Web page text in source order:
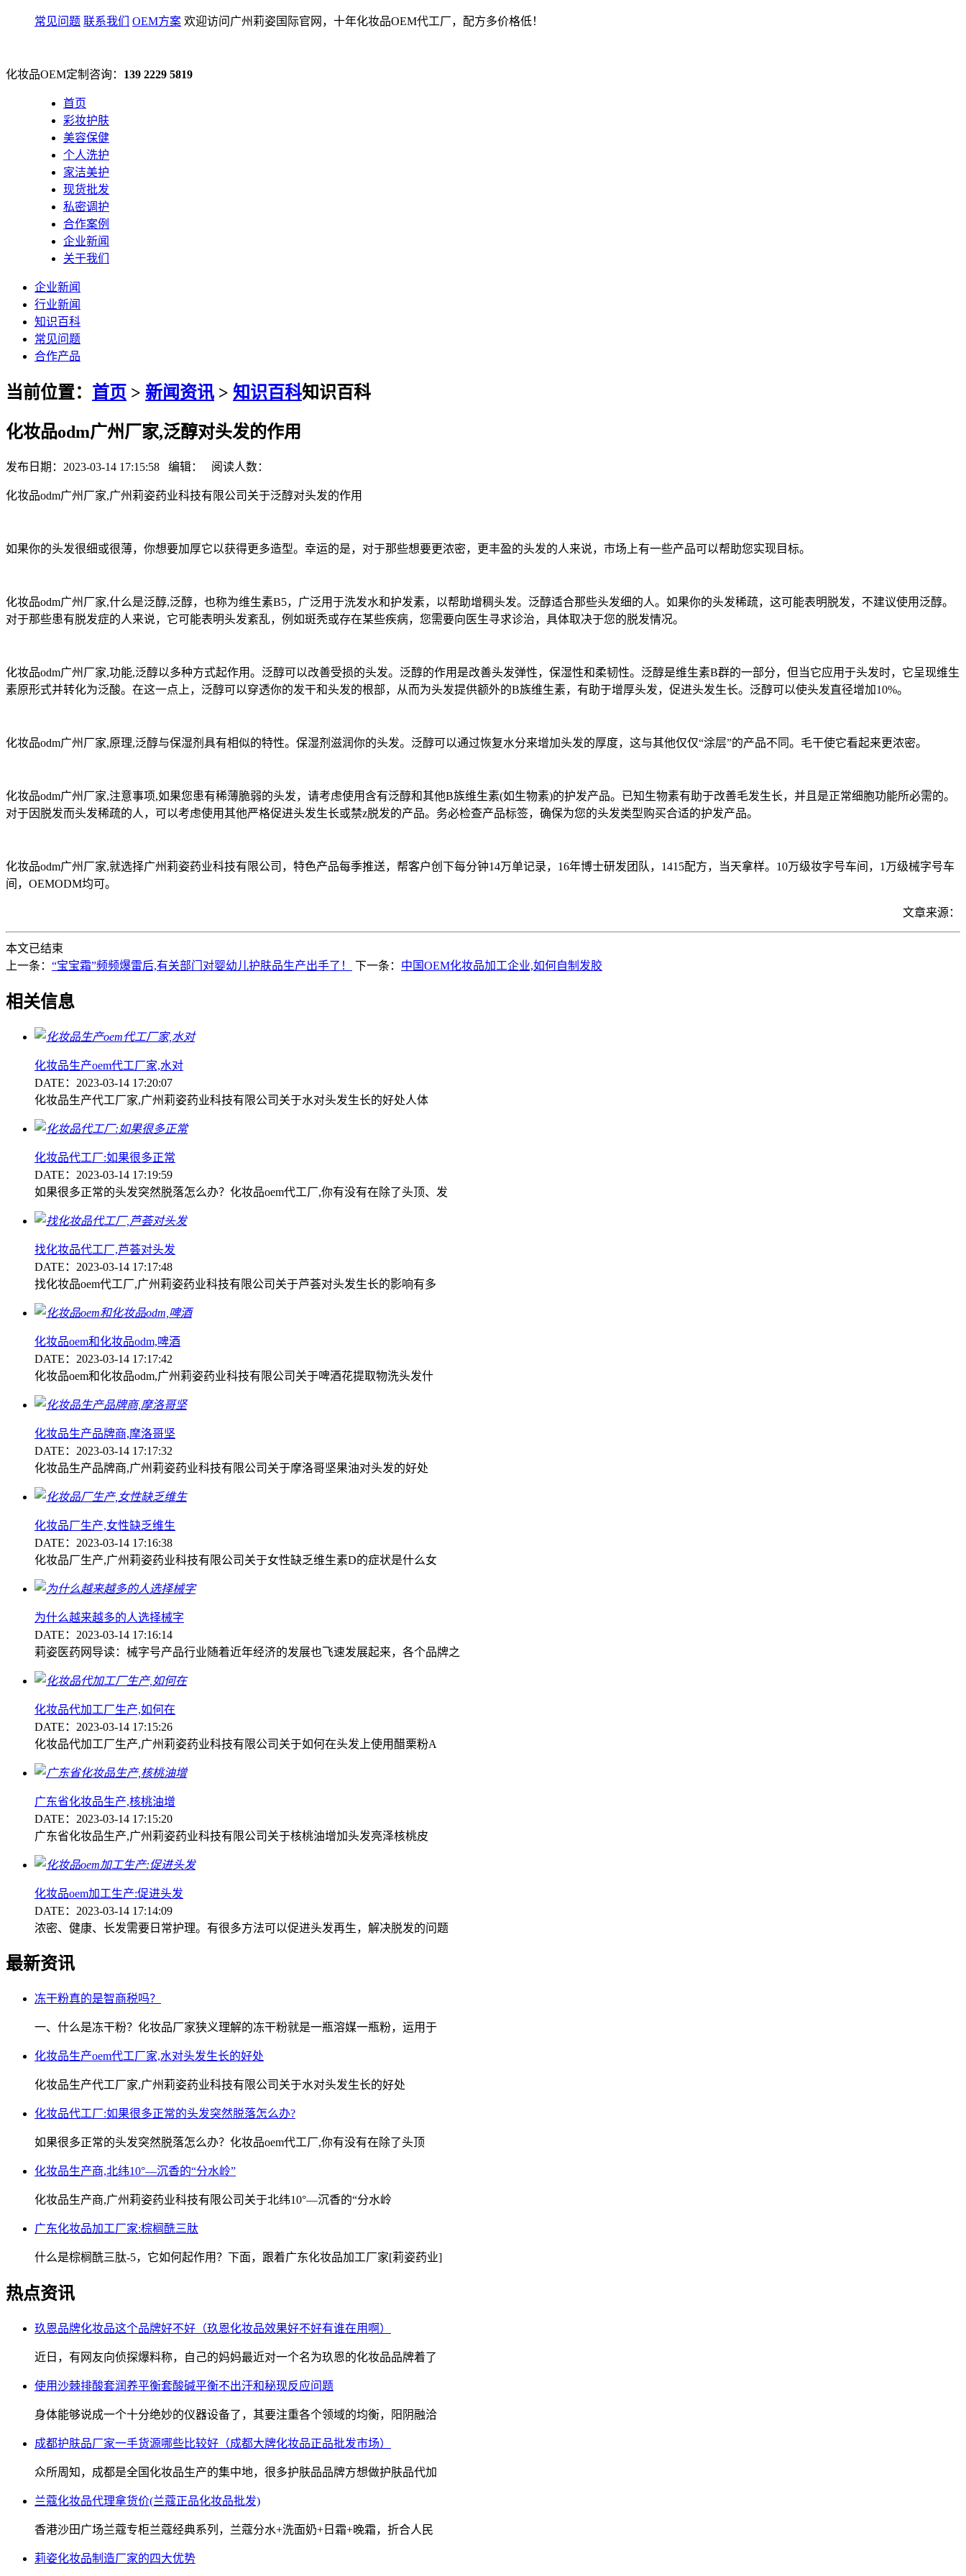
常见问题 联系我们 OEM方案 欢迎访问广州莉姿国际官网，十年化妆品OEM代工厂，配方多价格低！
化妆品OEM定制咨询： 139 2229 5819
首页
彩妆护肤
美容保健
个人洗护
家洁美护
现货批发
私密调护
合作案例
企业新闻
关于我们
企业新闻
行业新闻
知识百科
常见问题
合作产品
当前位置： 首页 > 新闻资讯> 知识百科知识百科
化妆品odm广州厂家,泛醇对头发的作用
发布日期：2023-03-14 17:15:58 编辑： 阅读人数：
化妆品odm广州厂家,广州莉姿药业科技有限公司关于泛醇对头发的作用
如果你的头发很细或很薄，你想要加厚它以获得更多造型。幸运的是，对于那些想要更浓密，更丰盈的头发的人来说，市场上有一些产品可以帮助您实现目标。
化妆品odm广州厂家,什么是泛醇,泛醇，也称为维生素B5，广泛用于洗发水和护发素，以帮助增稠头发。泛醇适合那些头发细的人。如果你的头发稀疏，这可能表明脱发，不建议使用泛醇。
对于那些患有脱发症的人来说，它可能表明头发紊乱，例如斑秃或存在某些疾病，您需要向医生寻求诊治，具体取决于您的脱发情况。
化妆品odm广州厂家,功能,泛醇以多种方式起作用。泛醇可以改善受损的头发。泛醇的作用是改善头发弹性，保湿性和柔韧性。泛醇是维生素B群的一部分，但当它应用于头发时，它呈现维生
素原形式并转化为泛酸。在这一点上，泛醇可以穿透你的发干和头发的根部，从而为头发提供额外的B族维生素，有助于增厚头发，促进头发生长。泛醇可以使头发直径增加10%。
化妆品odm广州厂家,原理,泛醇与保湿剂具有相似的特性。保湿剂滋润你的头发。泛醇可以通过恢复水分来增加头发的厚度，这与其他仅仅“涂层”的产品不同。毛干使它看起来更浓密。
化妆品odm广州厂家,注意事项,如果您患有稀薄脆弱的头发，请考虑使用含有泛醇和其他B族维生素(如生物素)的护发产品。已知生物素有助于改善毛发生长，并且是正常细胞功能所必需的。
对于因脱发而头发稀疏的人，可以考虑使用其他严格促进头发生长或禁z脱发的产品。务必检查产品标签，确保为您的头发类型购买合适的护发产品。
化妆品odm广州厂家,就选择广州莉姿药业科技有限公司，特色产品每季推送，帮客户创下每分钟14万单记录，16年博士研发团队，1415配方，当天拿样。10万级妆字号车间，1万级械字号车
间，OEMODM均可。
文章来源：
本文已结束
上一条： “宝宝霜”频频爆雷后,有关部门对婴幼儿护肤品生产出手了！ 下一条： 中国OEM化妆品加工企业,如何自制发胶
相关信息
化妆品生产oem代工厂家,水对
DATE：2023-03-14 17:20:07
化妆品生产代工厂家,广州莉姿药业科技有限公司关于水对头发生长的好处人体
化妆品代工厂:如果很多正常
DATE：2023-03-14 17:19:59
如果很多正常的头发突然脱落怎么办？化妆品oem代工厂,你有没有在除了头顶、发
找化妆品代工厂,芦荟对头发
DATE：2023-03-14 17:17:48
找化妆品oem代工厂,广州莉姿药业科技有限公司关于芦荟对头发生长的影响有多
化妆品oem和化妆品odm,啤酒
DATE：2023-03-14 17:17:42
化妆品oem和化妆品odm,广州莉姿药业科技有限公司关于啤酒花提取物洗头发什
化妆品生产品牌商,摩洛哥坚
DATE：2023-03-14 17:17:32
化妆品生产品牌商,广州莉姿药业科技有限公司关于摩洛哥坚果油对头发的好处
化妆品厂生产,女性缺乏维生
DATE：2023-03-14 17:16:38
化妆品厂生产,广州莉姿药业科技有限公司关于女性缺乏维生素D的症状是什么女
为什么越来越多的人选择械字
DATE：2023-03-14 17:16:14
莉姿医药网导读：械字号产品行业随着近年经济的发展也飞速发展起来，各个品牌之
化妆品代加工厂生产,如何在
DATE：2023-03-14 17:15:26
化妆品代加工厂生产,广州莉姿药业科技有限公司关于如何在头发上使用醋栗粉A
广东省化妆品生产,核桃油增
DATE：2023-03-14 17:15:20
广东省化妆品生产,广州莉姿药业科技有限公司关于核桃油增加头发亮泽核桃皮
化妆品oem加工生产:促进头发
DATE：2023-03-14 17:14:09
浓密、健康、长发需要日常护理。有很多方法可以促进头发再生，解决脱发的问题
最新资讯
冻干粉真的是智商税吗？
一、什么是冻干粉？化妆品厂家狭义理解的冻干粉就是一瓶溶媒一瓶粉，运用于
化妆品生产oem代工厂家,水对头发生长的好处
化妆品生产代工厂家,广州莉姿药业科技有限公司关于水对头发生长的好处
化妆品代工厂:如果很多正常的头发突然脱落怎么办?
如果很多正常的头发突然脱落怎么办？化妆品oem代工厂,你有没有在除了头顶
化妆品生产商,北纬10°—沉香的“分水岭”
化妆品生产商,广州莉姿药业科技有限公司关于北纬10°—沉香的“分水岭
广东化妆品加工厂家:棕榈酰三肽
什么是棕榈酰三肽-5，它如何起作用？下面，跟着广东化妆品加工厂家[莉姿药业]
热点资讯
玖恩品牌化妆品这个品牌好不好（玖恩化妆品效果好不好有谁在用啊）
近日，有网友向侦探爆料称，自己的妈妈最近对一个名为玖恩的化妆品品牌着了
使用沙棘排酸套润养平衡套酸碱平衡不出汗和秘现反应问题
身体能够说成一个十分绝妙的仪器设备了，其要注重各个领域的均衡，阳阴融洽
成都护肤品厂家一手货源哪些比较好（成都大牌化妆品正品批发市场）
众所周知，成都是全国化妆品生产的集中地，很多护肤品品牌方想做护肤品代加
兰蔻化妆品代理拿货价(兰蔻正品化妆品批发)
香港沙田广场兰蔻专柜兰蔻经典系列，兰蔻分水+洗面奶+日霜+晚霜，折合人民
莉姿化妆品制造厂家的四大优势